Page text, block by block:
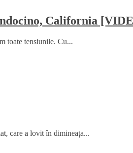
California
toate tensiunile. Cu...
care a lovit în dimineața...